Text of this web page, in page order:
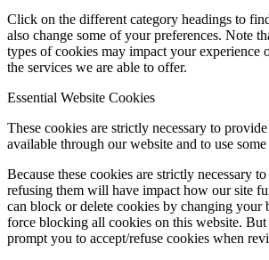
Click on the different category headings to
also change some of your preferences. Note
types of cookies may impact your experience
the services we are able to offer.
Essential Website Cookies
These cookies are strictly necessary to
available through our website and to use
Because these cookies are strictly necessary
refusing them will have impact how our site
can block or delete cookies by changing your
force blocking all cookies on this website.
prompt you to accept/refuse cookies when